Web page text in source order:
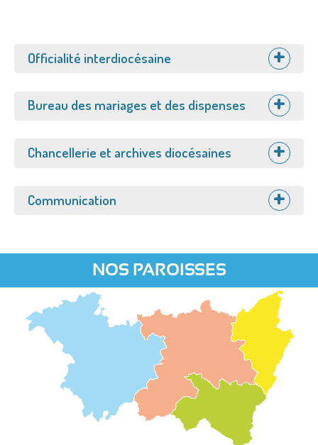
Afficher
Officialité interdiocésaine
Afficher
Bureau des mariages et des dispenses
Afficher
Chancellerie et archives diocésaines
Afficher
Communication
NOS PAROISSES